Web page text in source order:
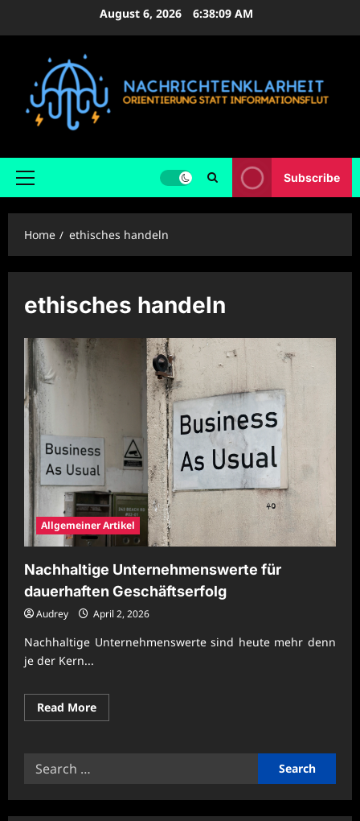
August 6, 2026 6:38:10 AM
Primary
Subscribe
Home ethisches handeln
ethisches handeln
Allgemeiner Artikel
Nachhaltige Unternehmenswerte für
dauerhaften Geschäftserfolg
Audrey April 2, 2026
Nachhaltige Unternehmenswerte sind heute mehr denn
je der Kern...
Read MoreRead
more
Search